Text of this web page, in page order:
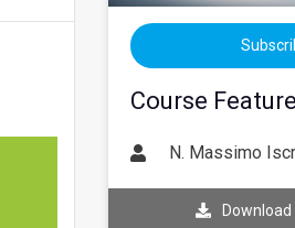
Course
N. Massimo